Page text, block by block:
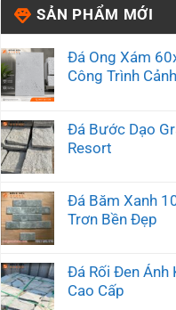
SẢN PHẨM MỚI
Đá Ong Xám
Công Trình
Đá Bước Dạo
Resort
Đá Băm Xanh
Trơn Bền Đẹp
Đá Rối Đen Ánh
Cao Cấp